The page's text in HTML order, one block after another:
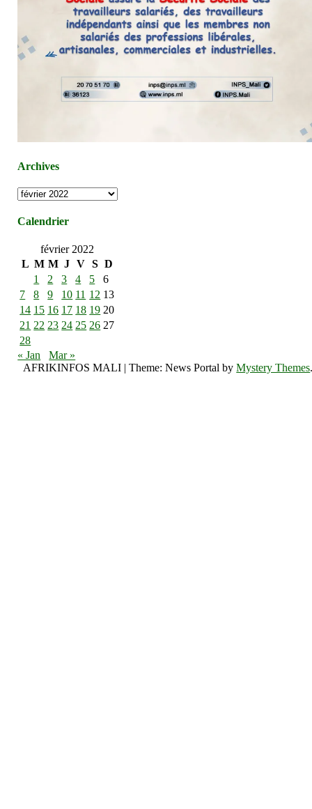
Archives
Archives
Calendrier
février 2022
L M M J V S D
1
2 3 4 5
6
7
8 9 10 11 12 13
14 15 16 17 18 19 20
21 22 23 24 25 26 27
28
« Jan
Mar »
AFRIKINFOS MALI |Theme: News Portal byMystery Themes